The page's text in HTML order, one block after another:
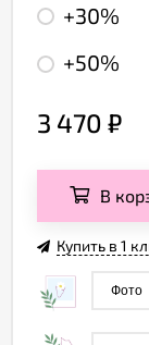
+30%
+50%
3 470 ₽
В
Купить в 1